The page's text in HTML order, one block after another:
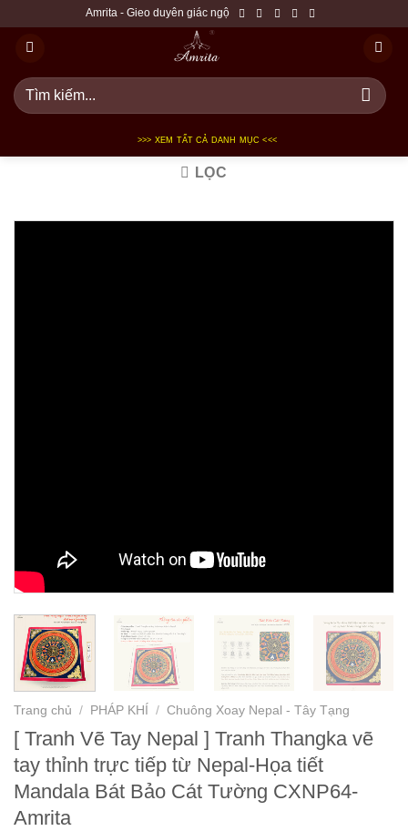
dung
Amrita - Gieo duyên giác ngộ
Tìm
kiếm:
>>> XEM TẤT CẢ DANH MỤC <<<
LỌC
Trang chủ / PHÁP KHÍ / Chuông Xoay Nepal - Tây Tạng
[ Tranh Vẽ Tay Nepal ] Tranh Thangka vẽ
tay thỉnh trực tiếp từ Nepal-Họa tiết
Mandala Bát Bảo Cát Tường CXNP64-
Amrita